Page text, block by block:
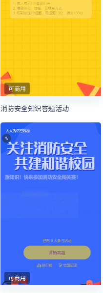
可商用
消防安全知识答题活动
可商用